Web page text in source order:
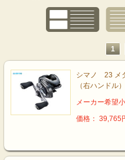
1
シマノ 23 メ
（右ハンドル
メーカー希望
価格： 39,765